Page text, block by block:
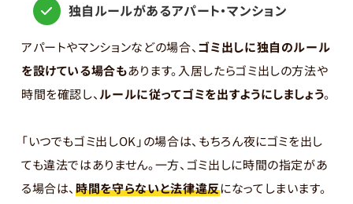
独自ルールがあるアパート・マンション
アパートやマンションなどの場合、ゴミ出しに独自のルール
を設けている場合もあります。入居したらゴミ出しの方法や
時間を確認し、ルールに従ってゴミを出すようにしましょう。
「いつでもゴミ出しOK」の場合は、もちろん夜にゴミを出し
ても違法ではありません。一方、ゴミ出しに時間の指定があ
る場合は、時間を守らないと法律違反になってしまいます。